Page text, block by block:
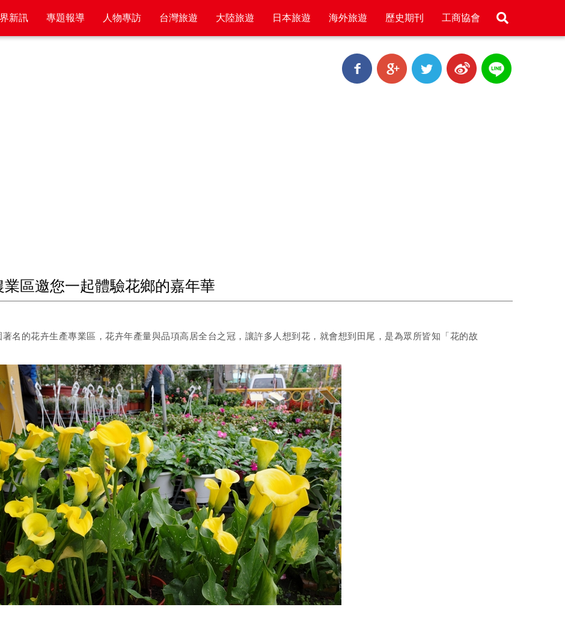
新訊 專題報導 人物專訪 台灣旅遊 大陸旅遊 日本旅遊 海外旅遊 歷史期刊 工商協會
區邀您一起體驗花鄉的嘉年華
名的花卉生產專業區，花卉年產量與品項高居全台之冠，讓許多人想到花，就會想到田尾，是為眾所皆知「花的故